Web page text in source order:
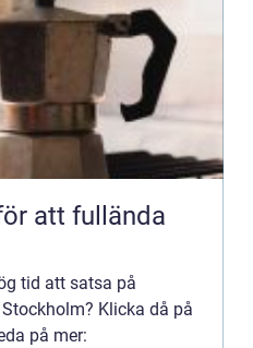
att fullända
tid att satsa på
Klicka då på
på mer: